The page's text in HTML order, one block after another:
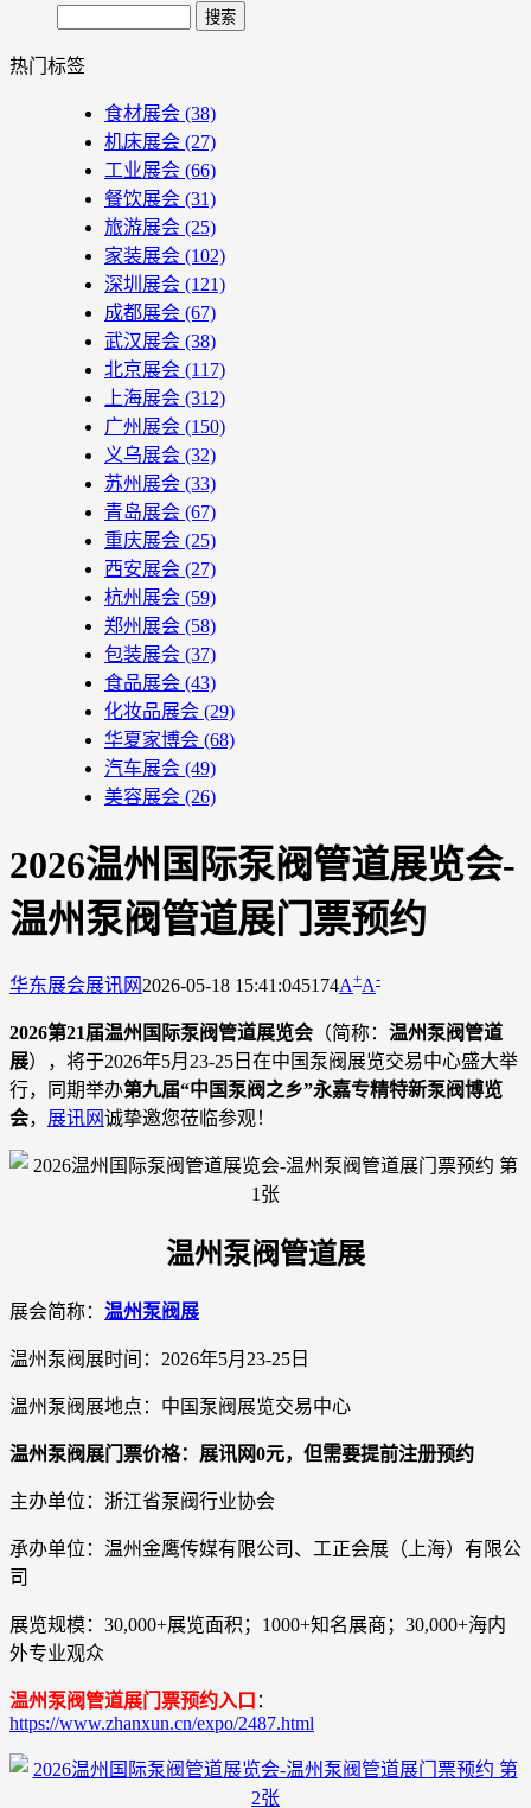
Search
热门标签
食材展会 (38)
机床展会 (27)
工业展会 (66)
餐饮展会 (31)
旅游展会 (25)
家装展会 (102)
深圳展会 (121)
成都展会 (67)
武汉展会 (38)
北京展会 (117)
上海展会 (312)
广州展会 (150)
义乌展会 (32)
苏州展会 (33)
青岛展会 (67)
重庆展会 (25)
西安展会 (27)
杭州展会 (59)
郑州展会 (58)
包装展会 (37)
食品展会 (43)
化妆品展会 (29)
华夏家博会 (68)
汽车展会 (49)
美容展会 (26)
2026温州国际泵阀管道展览会-
温州泵阀管道展门票预约
华东展会展讯网 2026-05-18 15:41:045174A+A-
2026第21届温州国际泵阀管道展览会 （简称： 温州泵阀管道
展），将于2026年5月23-25日在中国泵阀展览交易中心盛大举
行，同期举办第九届“中国泵阀之乡”永嘉专精特新泵阀博览
会， 展讯网诚挚邀您莅临参观！
温州泵阀管道展
展会简称： 温州泵阀展
温州泵阀展时间：2026年5月23-25日
温州泵阀展地点：中国泵阀展览交易中心
温州泵阀展门票价格：展讯网0元，但需要提前注册预约
主办单位：浙江省泵阀行业协会
承办单位：温州金鹰传媒有限公司、工正会展（上海）有限公
司
展览规模：30,000+展览面积；1000+知名展商；30,000+海内
外专业观众
温州泵阀管道展门票预约入口 ：
https://www.zhanxun.cn/expo/2487.html